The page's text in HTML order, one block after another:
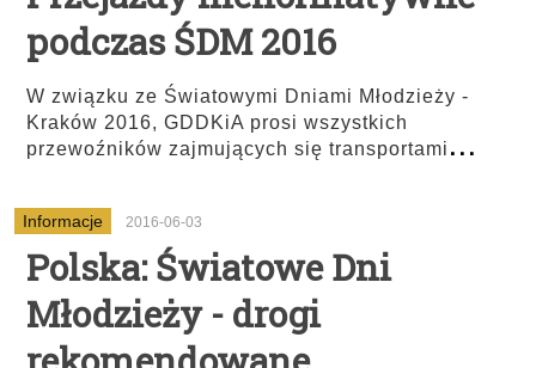
podczas ŚDM 2016
W związku ze Światowymi Dniami Młodzieży -
Kraków 2016, GDDKiA prosi wszystkich
przewoźników zajmujących się transportami ...
Informacje 2016-06-03
Polska: Światowe Dni
Młodzieży - drogi